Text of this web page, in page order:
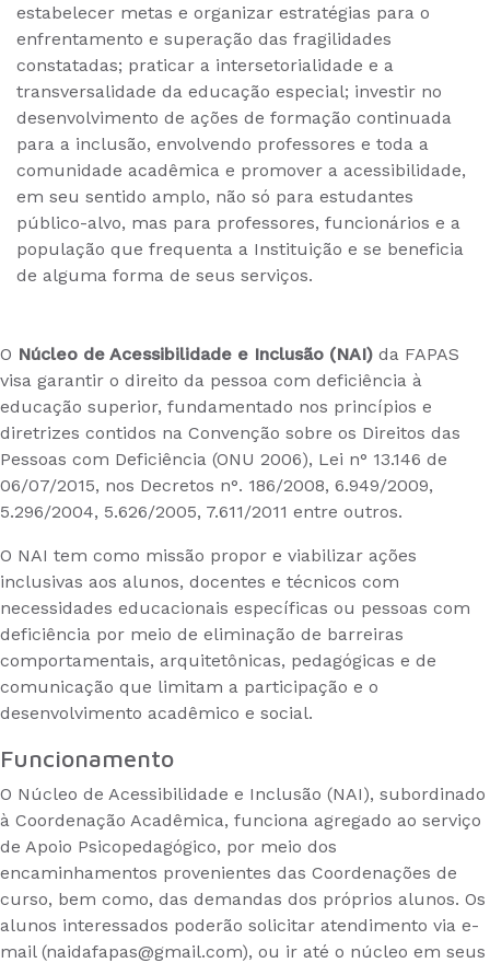
estabelecer metas e organizar estratégias para o
enfrentamento e superação das fragilidades
constatadas; praticar a intersetorialidade e a
transversalidade da educação especial; investir no
desenvolvimento de ações de formação continuada
para a inclusão, envolvendo professores e toda a
comunidade acadêmica e promover a acessibilidade,
em seu sentido amplo, não só para estudantes
público-alvo, mas para professores, funcionários e a
população que frequenta a Instituição e se beneficia
de alguma forma de seus serviços.
O Núcleo de Acessibilidade e Inclusão (NAI) da FAPAS
visa garantir o direito da pessoa com deficiência à
educação superior, fundamentado nos princípios e
diretrizes contidos na Convenção sobre os Direitos das
Pessoas com Deficiência (ONU 2006), Lei n° 13.146 de
06/07/2015, nos Decretos n°. 186/2008, 6.949/2009,
5.296/2004, 5.626/2005, 7.611/2011 entre outros.
O NAI tem como missão propor e viabilizar ações
inclusivas aos alunos, docentes e técnicos com
necessidades educacionais específicas ou pessoas com
deficiência por meio de eliminação de barreiras
comportamentais, arquitetônicas, pedagógicas e de
comunicação que limitam a participação e o
desenvolvimento acadêmico e social.
Funcionamento
O Núcleo de Acessibilidade e Inclusão (NAI), subordinado
à Coordenação Acadêmica, funciona agregado ao serviço
de Apoio Psicopedagógico, por meio dos
encaminhamentos provenientes das Coordenações de
curso, bem como, das demandas dos próprios alunos. Os
alunos interessados poderão solicitar atendimento via e-
mail (naidafapas@gmail.com), ou ir até o núcleo em seus